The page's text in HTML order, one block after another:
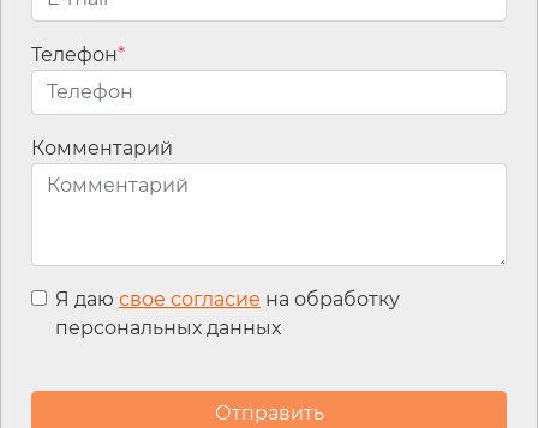
Какие бывают виды трудового договора.
2. Порядок заключения трудового договора.
Составляющие трудового договора. Обязательные
и необязательные пункты.
Этапы оформления – от намерения до подписания.
Когда нужно вносить изменения в трудовой
правильного оформления изменений.
Телефон*
Комментарий
Я даю свое согласие на обработку
персональных данных